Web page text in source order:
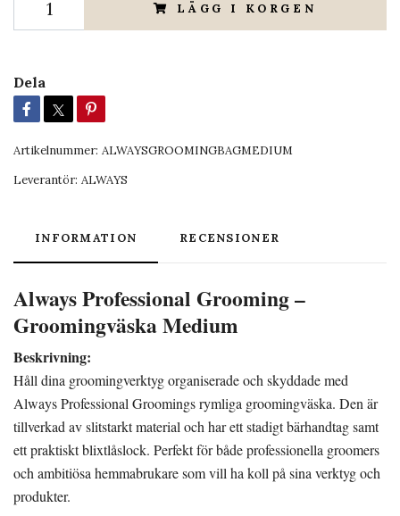
LÄGG I KORGEN
Dela
Artikelnummer: ALWAYSGROOMINGBAGMEDIUM
Leverantör: ALWAYS
INFORMATION RECENSIONER
Always Professional Grooming –
Groomingväska Medium
Beskrivning:
Håll dina groomingverktyg organiserade och skyddade med
Always Professional Groomings rymliga groomingväska. Den är
tillverkad av slitstarkt material och har ett stadigt bärhandtag samt
ett praktiskt blixtlåslock. Perfekt för både professionella groomers
och ambitiösa hemmabrukare som vill ha koll på sina verktyg och
produkter.